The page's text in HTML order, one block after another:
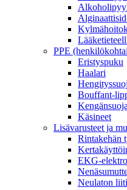
PPE
Eristyspuku
Haalari
Bouffant-
Kengänsuoja
Käsineet
Lisävarusteet ja
Rintakehän
EKG-
Neulaton